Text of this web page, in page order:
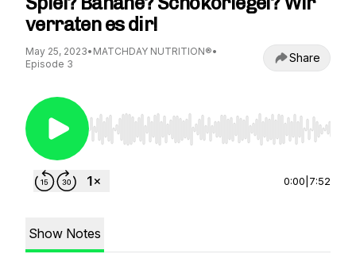
verraten es dir!
May 25, 2023• MATCHDAY NUTRITION®•
Episode 3
Share
Use Left/Right to seek, Home/End to jump to
0:00 7:52
Show Notes